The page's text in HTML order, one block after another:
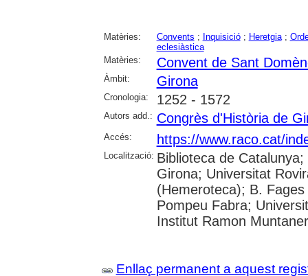
Matèries: Convents ; Inquisició; Heretgia;
eclesiàstica
Matèries:
Convent de Sant
Àmbit: Girona
Cronologia: 1252 - 1572
Autors add.: Congrès d'Història de
Accés: https://www.raco.cat/
Localització: Biblioteca de
Girona; Universitat
(Hemeroteca); B.
Pompeu Fabra;
Institut Ramon Muntaner
Enllaç permanent a aquest